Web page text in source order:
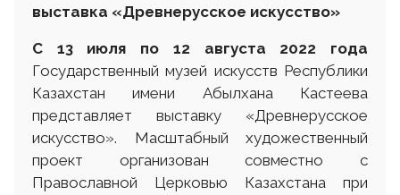
выставка «Древнерусское искусство»
С 13июля по 12 августа 2022 года
Государственный музей искусств Республики
Казахстан имени Абылхана Кастеева
представляет выставку «Древнерусское
искусство». Масштабный художественный
проект организован совместно с
Православной Церковью Казахстана при